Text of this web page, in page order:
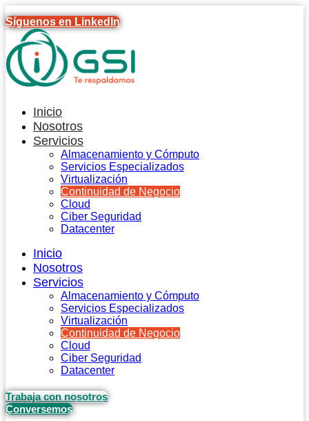
Síguenos en LinkedIn
Inicio
Nosotros
Servicios
Almacenamiento y Cómputo
Servicios Especializados
Virtualización
Continuidad de Negocio
Cloud
Ciber Seguridad
Datacenter
Inicio
Nosotros
Servicios
Almacenamiento y Cómputo
Servicios Especializados
Virtualización
Continuidad de Negocio
Cloud
Ciber Seguridad
Datacenter
Trabaja con nosotros
Conversemos